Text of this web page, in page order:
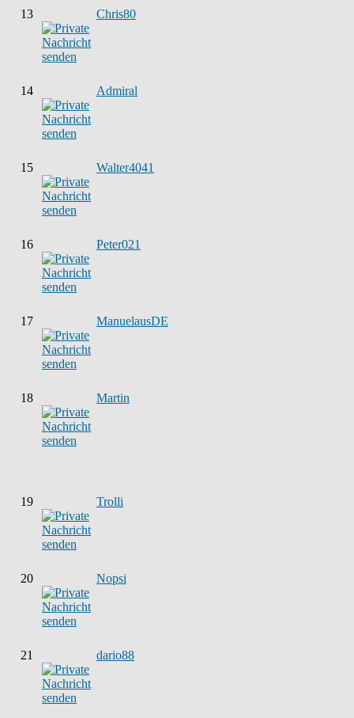
13 Chris80
14 Admiral
15 Walter4041
16 Peter021
17 ManuelausDE
18 Martin
19 Trolli
20 Nopsi
21 dario88